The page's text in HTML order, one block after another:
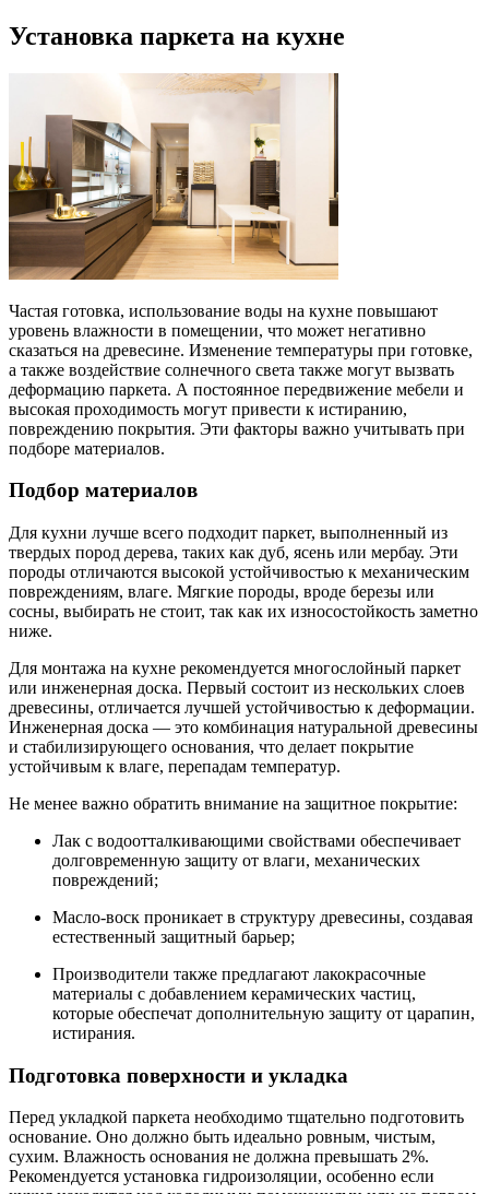
Установка паркета на кухне
Частая готовка, использование воды на кухне повышают
уровень влажности в помещении, что может негативно
сказаться на древесине. Изменение температуры при готовке,
а также воздействие солнечного света также могут вызвать
деформацию паркета. А постоянное передвижение мебели и
высокая проходимость могут привести к истиранию,
повреждению покрытия. Эти факторы важно учитывать при
подборе материалов.
Подбор материалов
Для кухни лучше всего подходит паркет, выполненный из
твердых пород дерева, таких как дуб, ясень или мербау. Эти
породы отличаются высокой устойчивостью к механическим
повреждениям, влаге. Мягкие породы, вроде березы или
сосны, выбирать не стоит, так как их износостойкость заметно
ниже.
Для монтажа на кухне рекомендуется многослойный паркет
или инженерная доска. Первый состоит из нескольких слоев
древесины, отличается лучшей устойчивостью к деформации.
Инженерная доска — это комбинация натуральной древесины
и стабилизирующего основания, что делает покрытие
устойчивым к влаге, перепадам температур.
Не менее важно обратить внимание на защитное покрытие:
Лак с водоотталкивающими свойствами обеспечивает
долговременную защиту от влаги, механических
повреждений;
Масло-воск проникает в структуру древесины, создавая
естественный защитный барьер;
Производители также предлагают лакокрасочные
материалы с добавлением керамических частиц,
которые обеспечат дополнительную защиту от царапин,
истирания.
Подготовка поверхности и укладка
Перед укладкой паркета необходимо тщательно подготовить
основание. Оно должно быть идеально ровным, чистым,
сухим. Влажность основания не должна превышать 2%.
Рекомендуется установка гидроизоляции, особенно если